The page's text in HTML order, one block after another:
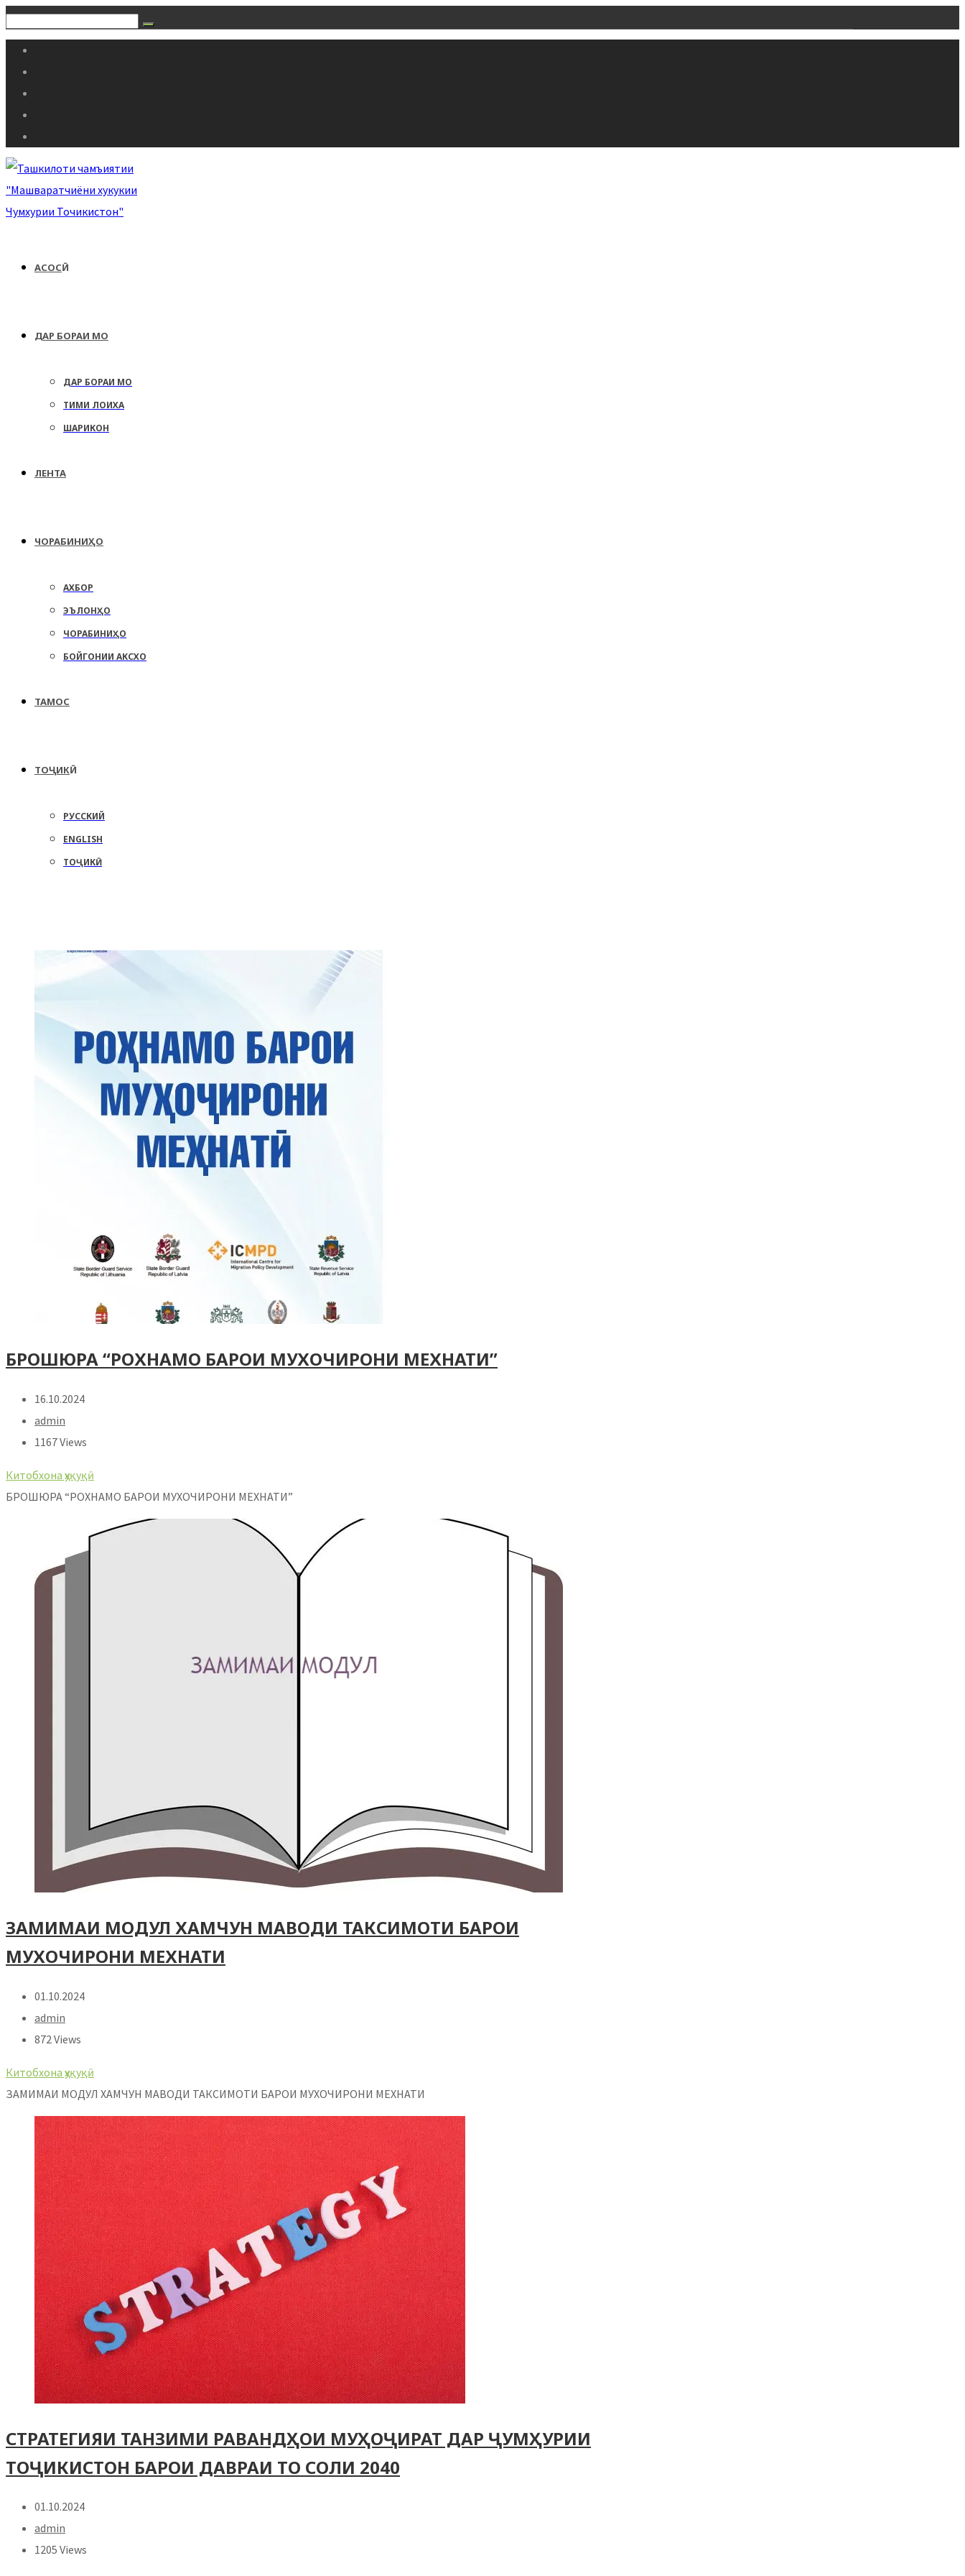
АСОСӢ
ДАР БОРАИ МО
ДАР БОРАИ МО
ТИМИ ЛОИХА
ШАРИКОН
ЛЕНТА
ЧОРАБИНИҲО
АХБОР
ЭЪЛОНҲО
ЧОРАБИНИҲО
БОЙГОНИИ АКСХО
ТАМОС
ТОҶИКӢ
РУССКИЙ
ENGLISH
ТОҶИКӢ
БРОШЮРА “РОХНАМО БАРОИ МУХОЧИРОНИ МЕХНАТИ”
16.10.2024
admin
1167 Views
Китобхона ҳуқуқӣ
БРОШЮРА “РОХНАМО БАРОИ МУХОЧИРОНИ МЕХНАТИ”
ЗАМИМАИ МОДУЛ ХАМЧУН МАВОДИ ТАКСИМОТИ БАРОИ
МУХОЧИРОНИ МЕХНАТИ
01.10.2024
admin
872 Views
Китобхона ҳуқуқӣ
ЗАМИМАИ МОДУЛ ХАМЧУН МАВОДИ ТАКСИМОТИ БАРОИ МУХОЧИРОНИ МЕХНАТИ
СТРАТЕГИЯИ ТАНЗИМИ РАВАНДҲОИ МУҲОҶИРАТ ДАР ҶУМҲУРИИ
ТОҶИКИСТОН БАРОИ ДАВРАИ ТО СОЛИ 2040
01.10.2024
admin
1205 Views